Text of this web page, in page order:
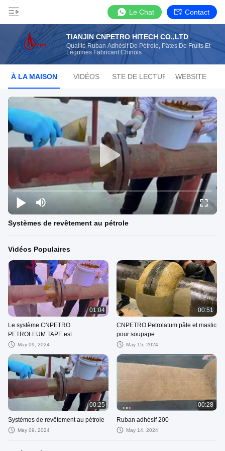
Le Chat Contact
TIANJIN CNPETRO HITECH CO.,LTD
Qualité Ruban Adhésif De Pétrole, Pâtes De Fruits Et
Légumes Fabricant Chinois
À LA MAISON VIDÉOS LISTE DE LECTURE WEBSITE
Systèmes de revêtement au pétrole
Vidéos Populaires
01:04
Le système CNPETRO
PETROLEUM TAPE est
May 09, 2024
00:51
CNPETRO Petrolatum pâte et mastic
pour soupape
May 15, 2024
00:25
Systèmes de revêtement au pétrole
May 09, 2024
00:28
Ruban adhésif 200
May 14, 2024